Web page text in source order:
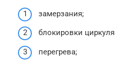
замерзания;
блокировки
перегрева;